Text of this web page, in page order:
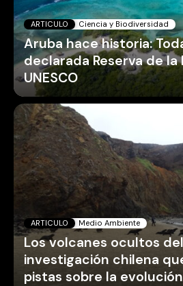
ARTICULO Ciencia y Biodiversidad
Aruba hace historia:
declarada Reserva de la
UNESCO
ARTICULO Medio Ambiente
Los volcanes ocultos
investigación chilena
pistas sobre la